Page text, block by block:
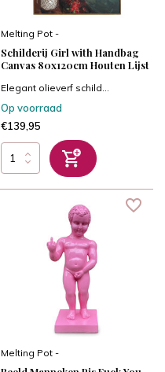
Melting Pot -
Schilderij Girl with Handbag
Canvas 80x120cm Houten Lijst
Elegant olieverf schild...
Op voorraad
€139,95
Melting Pot -